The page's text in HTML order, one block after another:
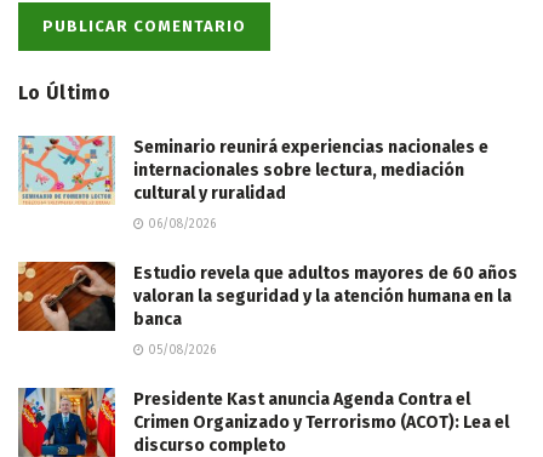
Lo Último
Seminario reunirá experiencias nacionales e
internacionales sobre lectura, mediación
cultural y ruralidad
06/08/2026
Estudio revela que adultos mayores de 60 años
valoran la seguridad y la atención humana en la
banca
05/08/2026
Presidente Kast anuncia Agenda Contra el
Crimen Organizado y Terrorismo (ACOT): Lea el
discurso completo